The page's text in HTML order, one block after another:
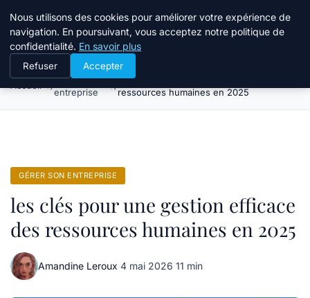
Bible Telemarketing
Gérer son
entreprise
les clés pour une gestion efficace des
ressources humaines en 2025
GÉRER SON ENTREPRISE
les clés pour une gestion efficace
des ressources humaines en 2025
Amandine Leroux·4 mai 2026·11 min
Nous utilisons des cookies pour améliorer votre expérience de
navigation. En poursuivant, vous acceptez notre politique de
confidentialité. En savoir plus
Refuser Accepter